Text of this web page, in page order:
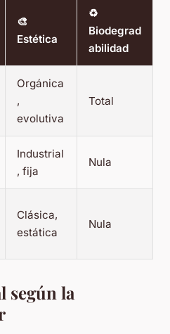
🎨
Estética
♻️
Biodegrad
abilidad
Orgánica
,
evolutiva
Total
Industrial
, fija
Nula
Clásica,
estática
Nula
según la